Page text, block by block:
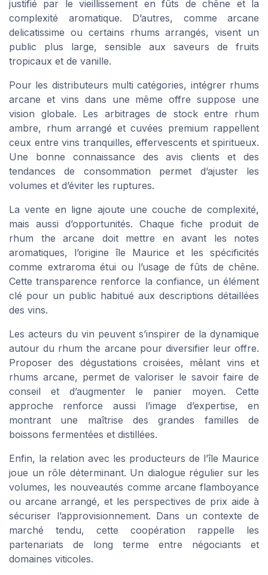
justifié par le vieillissement en fûts de chêne et la
complexité aromatique. D’autres, comme arcane
delicatissime ou certains rhums arrangés, visent un
public plus large, sensible aux saveurs de fruits
tropicaux et de vanille.
Pour les distributeurs multi catégories, intégrer rhums
arcane et vins dans une même offre suppose une
vision globale. Les arbitrages de stock entre rhum
ambre, rhum arrangé et cuvées premium rappellent
ceux entre vins tranquilles, effervescents et spiritueux.
Une bonne connaissance des avis clients et des
tendances de consommation permet d’ajuster les
volumes et d’éviter les ruptures.
La vente en ligne ajoute une couche de complexité,
mais aussi d’opportunités. Chaque fiche produit de
rhum the arcane doit mettre en avant les notes
aromatiques, l’origine île Maurice et les spécificités
comme extraroma étui ou l’usage de fûts de chêne.
Cette transparence renforce la confiance, un élément
clé pour un public habitué aux descriptions détaillées
des vins.
Les acteurs du vin peuvent s’inspirer de la dynamique
autour du rhum the arcane pour diversifier leur offre.
Proposer des dégustations croisées, mêlant vins et
rhums arcane, permet de valoriser le savoir faire de
conseil et d’augmenter le panier moyen. Cette
approche renforce aussi l’image d’expertise, en
montrant une maîtrise des grandes familles de
boissons fermentées et distillées.
Enfin, la relation avec les producteurs de l’île Maurice
joue un rôle déterminant. Un dialogue régulier sur les
volumes, les nouveautés comme arcane flamboyance
ou arcane arrangé, et les perspectives de prix aide à
sécuriser l’approvisionnement. Dans un contexte de
marché tendu, cette coopération rappelle les
partenariats de long terme entre négociants et
domaines viticoles.